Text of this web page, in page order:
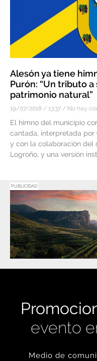
Alesón ya tiene
Purón: “Un tributo
patrimonio natural”
19/07/2018 13:37 No hay
El himno del municipio
cantada, interpretada por
y con la colaboración del
Logroño, y una versión
PUBLICIDAD
evento
Medio de